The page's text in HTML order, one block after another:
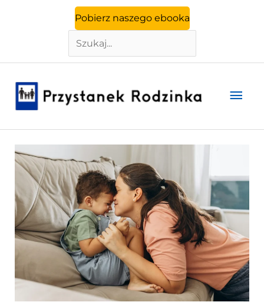
Pobierz naszego ebooka
Szukaj